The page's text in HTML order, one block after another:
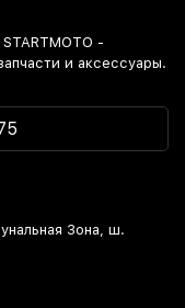
-
и аксессуары.
Зона, ш.